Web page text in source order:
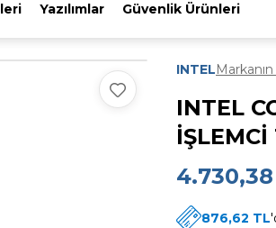
Yazılımlar Güvenlik Ürünleri
INTEL
INTEL
İŞLEMCİ
876,62 TL